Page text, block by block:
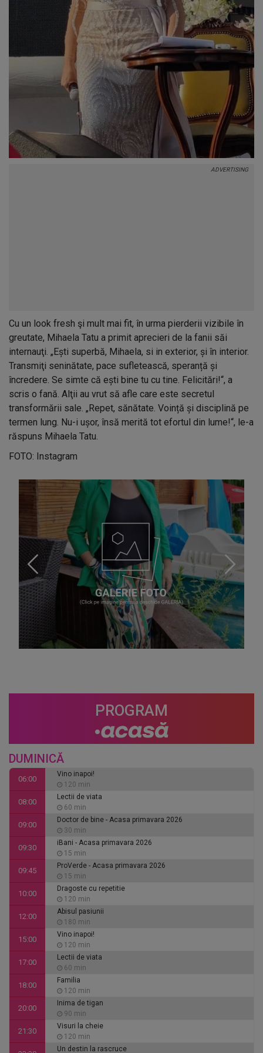
Cu un look fresh şi mult mai fit, în urma pierderii vizibile în
greutate, Mihaela Tatu a primit aprecieri de la fanii săi
internauţi. „Ești superbă, Mihaela, si in exterior, și în interior.
Transmiţi seninătate, pace sufletească, speranță și
încredere. Se simte că ești bine tu cu tine. Felicitări!“, a
scris o fană. Alţii au vrut să afle care este secretul
transformării sale. „Repet, sănătate. Voință și disciplină pe
termen lung. Nu-i ușor, însă merită tot efortul din lume!“, le-a
răspuns Mihaela Tatu.
FOTO: Instagram
PROGRAM
DUMINICĂ
06:00
Vino inapoi!
120 min
08:00
Lectii de viata
60 min
09:00
Doctor de bine - Acasa primavara 2026
30 min
09:30
iBani - Acasa primavara 2026
15 min
09:45
ProVerde - Acasa primavara 2026
15 min
10:00
Dragoste cu repetitie
120 min
12:00
Abisul pasiunii
180 min
15:00
Vino inapoi!
120 min
17:00
Lectii de viata
60 min
18:00
Familia
120 min
20:00
Inima de tigan
90 min
21:30
Visuri la cheie
120 min
Un destin la rascruce